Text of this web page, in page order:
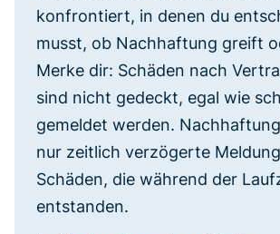
konfrontiert, in denen du
musst, ob Nachhaftung greift
Merke dir: Schäden nach
sind nicht gedeckt, egal wie
gemeldet werden.
nur zeitlich verzögerte
Schäden, die während der
entstanden.